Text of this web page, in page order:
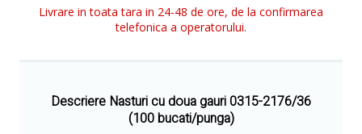
Livrare in toata tara in 24-48 de ore, de la confirmarea
telefonica a operatorului.
Descriere Nasturi cu doua gauri 0315-2176/36
(100 bucati/punga)